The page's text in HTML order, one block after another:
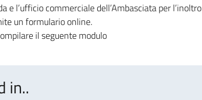
l’ufficio commerciale dell’Ambasciata per l’inoltro
un formulario online.
il seguente modulo
in..